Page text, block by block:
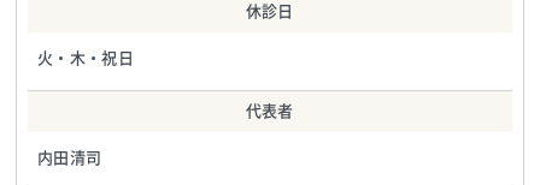
休診日
火・木・祝日
代表者
内田清司